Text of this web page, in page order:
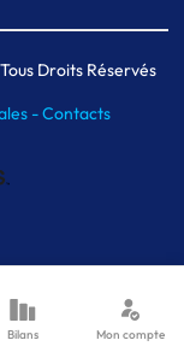
Droits Réservés
-Contacts
Bilans Mon compte